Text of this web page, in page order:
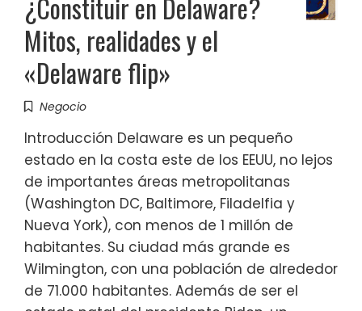
¿Constituir en Delaware?
Mitos, realidades y el
«Delaware flip»
Negocio
Introducción Delaware es un pequeño
estado en la costa este de los EEUU, no lejos
de importantes áreas metropolitanas
(Washington DC, Baltimore, Filadelfia y
Nueva York), con menos de 1 millón de
habitantes. Su ciudad más grande es
Wilmington, con una población de alrededor
de 71.000 habitantes. Además de ser el